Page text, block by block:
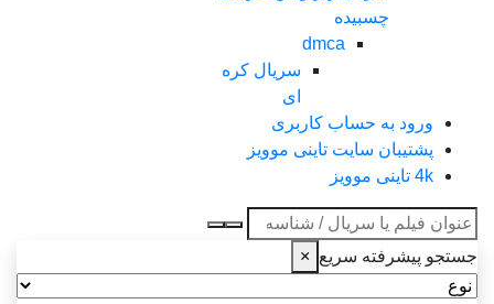
چسبیده
dmca
سریال کره
ای
ورود به حساب کاربری
پشتیبان سایت تاینی موویز
4k تاینی موویز
عنوان جستجو
جستجو پیشرفته سریع ×
نوع